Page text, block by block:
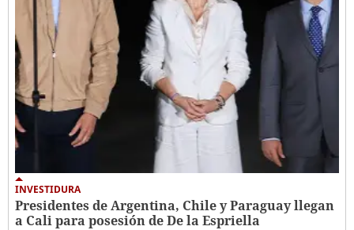
INVESTIDURA
Presidentes de Argentina, Chile y Paraguay llegan
a Cali para posesión de De la Espriella